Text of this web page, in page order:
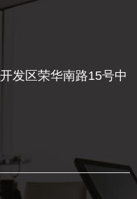
发区荣华南路15号中